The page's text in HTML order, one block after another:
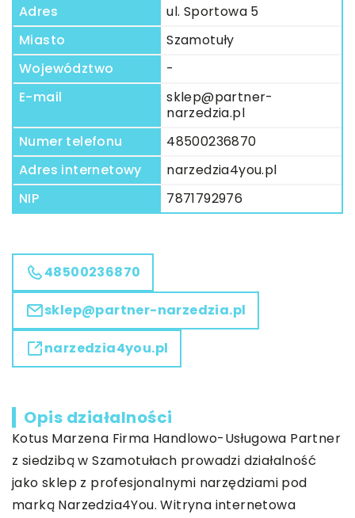
Adres
ul. Sportowa 5
Miasto
Szamotuły
Województwo
-
E-mail
sklep@partner-
narzedzia.pl
Numer telefonu
48500236870
Adres internetowy
narzedzia4you.pl
NIP
7871792976
48500236870
sklep@partner-narzedzia.pl
narzedzia4you.pl
Opis działalności
Kotus Marzena Firma Handlowo-Usługowa Partner
z siedzibą w Szamotułach prowadzi działalność
jako sklep z profesjonalnymi narzędziami pod
marką Narzedzia4You. Witryna internetowa